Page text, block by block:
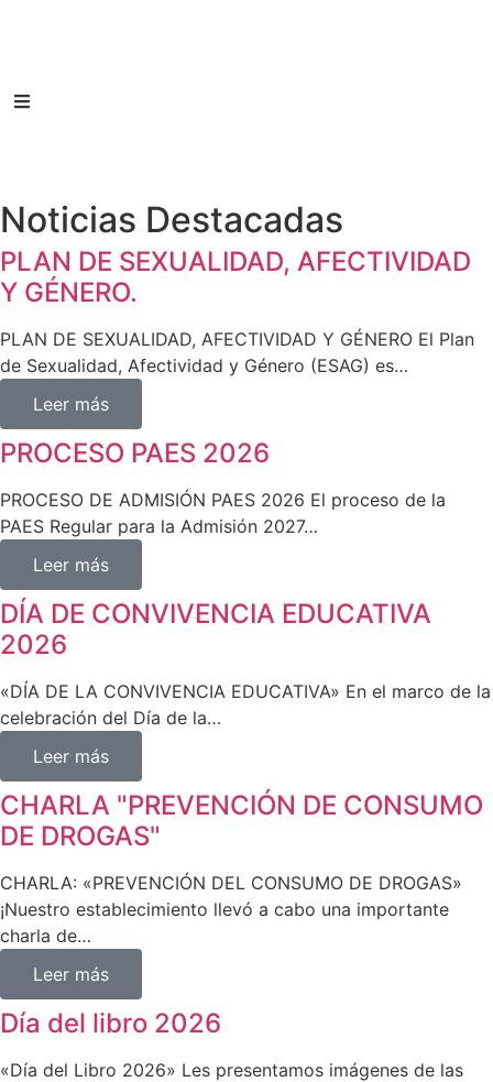
Noticias Destacadas
PLAN DE SEXUALIDAD, AFECTIVIDAD
Y GÉNERO.
PLAN DE SEXUALIDAD, AFECTIVIDAD Y GÉNERO El Plan
de Sexualidad, Afectividad y Género (ESAG) es…
Leer más
PROCESO PAES 2026
PROCESO DE ADMISIÓN PAES 2026 El proceso de la
PAES Regular para la Admisión 2027…
Leer más
DÍA DE CONVIVENCIA EDUCATIVA
2026
«DÍA DE LA CONVIVENCIA EDUCATIVA» En el marco de la
celebración del Día de la…
Leer más
CHARLA "PREVENCIÓN DE CONSUMO
DE DROGAS"
CHARLA: «PREVENCIÓN DEL CONSUMO DE DROGAS»
¡Nuestro establecimiento llevó a cabo una importante
charla de…
Leer más
Día del libro 2026
«Día del Libro 2026» Les presentamos imágenes de las